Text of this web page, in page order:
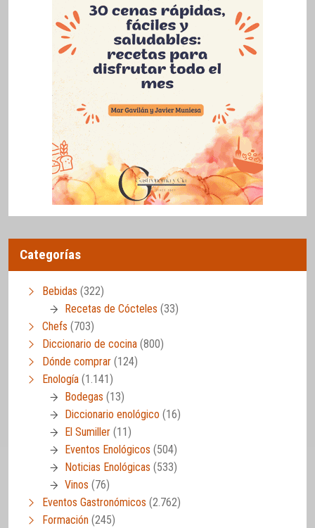
Categorías
Bebidas (322)
Recetas de Cócteles (33)
Chefs (703)
Diccionario de cocina (800)
Dónde comprar (124)
Enología (1.141)
Bodegas (13)
Diccionario enológico (16)
El Sumiller (11)
Eventos Enológicos (504)
Noticias Enológicas (533)
Vinos (76)
Eventos Gastronómicos (2.762)
Formación (245)